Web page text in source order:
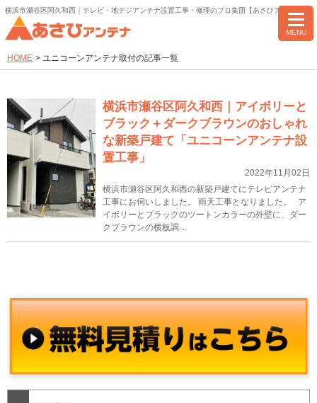
横浜市瀬谷区阿久和西｜テレビ・地デジアンテナ設置工事・修理のプロ集団【あさひアンテナ】
MENU
HOME > ユニコーンアンテナ取付の記事一覧
横浜市瀬谷区阿久和西｜アイボリーと
ブラック＋ダークブラウンのおしゃれ
な新築戸建て「ユニコーンアンテナ設
置工事」
2022年11月02日
横浜市瀬谷区阿久和西の新築戸建てにテレビアンテナ
工事にお伺いしました。 雨天工事となりました。 ア
イボリーとブラックのツートンカラーの外壁に、ダー
クブラウンの横板調…